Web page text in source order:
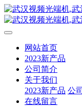
网站首页
2023新产品
公司简介
关于我们
2023新产品 公
在线留言